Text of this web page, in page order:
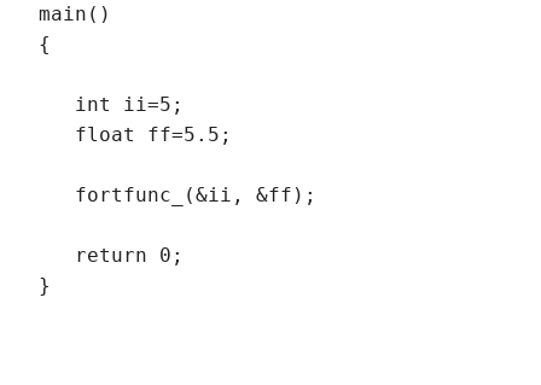
main()
{
   int ii=5;
   float ff=5.5;
   fortfunc_(&ii, &ff);
   return 0;
}